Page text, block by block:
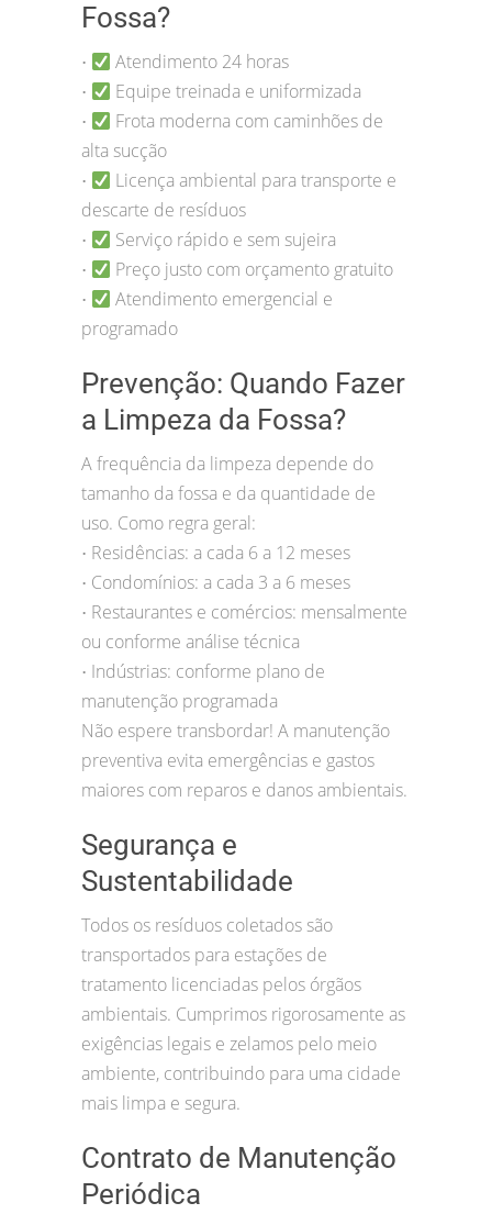
Fossa?
• Atendimento 24 horas
• Equipe treinada e uniformizada
•
Frota moderna com caminhões de
alta sucção
•
Licença ambiental para transporte e
descarte de resíduos
• Serviço rápido e sem sujeira
• Preço justo com orçamento gratuito
•
Atendimento emergencial e
programado
Prevenção: Quando Fazer
a Limpeza da Fossa?
A frequência da limpeza depende do
tamanho da fossa e da quantidade de
uso. Como regra geral:
• Residências: a cada 6 a 12 meses
• Condomínios: a cada 3 a 6 meses
• Restaurantes e comércios: mensalmente
ou conforme análise técnica
• Indústrias: conforme plano de
manutenção programada
Não espere transbordar! A manutenção
preventiva evita emergências e gastos
maiores com reparos e danos ambientais.
Segurança e
Sustentabilidade
Todos os resíduos coletados são
transportados para estações de
tratamento licenciadas pelos órgãos
ambientais. Cumprimos rigorosamente as
exigências legais e zelamos pelo meio
ambiente, contribuindo para uma cidade
mais limpa e segura.
Contrato de Manutenção
Periódica